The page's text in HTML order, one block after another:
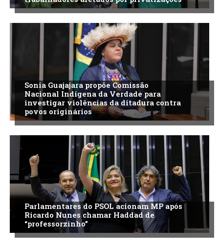
Sonia Guajajara propõe Comissão
Nacional Indígena da Verdade para
investigar violências da ditadura contra
povos originários
Parlamentares do PSOL acionam MP após
Ricardo Nunes chamar Haddad de
“professorzinho”